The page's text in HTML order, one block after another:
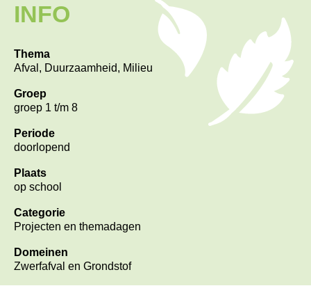
INFO
Thema
Afval, Duurzaamheid, Milieu
Groep
groep 1 t/m 8
Periode
doorlopend
Plaats
op school
Categorie
Projecten en themadagen
Domeinen
Zwerfafval en Grondstof